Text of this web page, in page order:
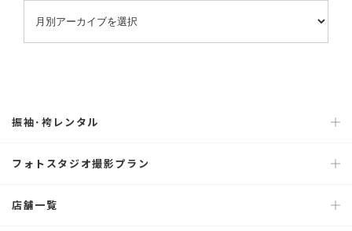
振袖･袴レンタル
フォトスタジオ撮影プラン
店舗一覧